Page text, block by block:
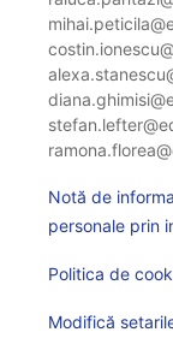
Notă de
personale prin
Politica de
Modifică